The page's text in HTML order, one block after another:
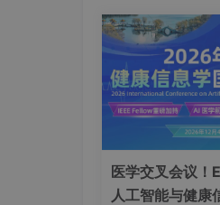
图1：ROLLART
医学交叉会议
人工智能与健康